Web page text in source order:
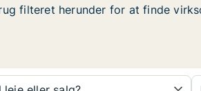
filteret herunder for at finde